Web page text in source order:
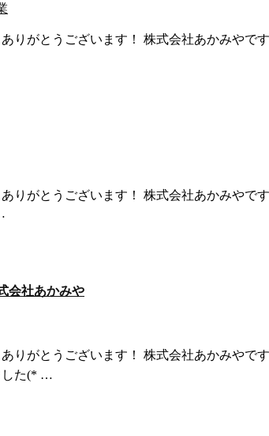
りがとうございます！ 株式会社あかみや
りがとうございます！ 株式会社あかみや
会社あかみや
りがとうございます！ 株式会社あかみや
した(* …